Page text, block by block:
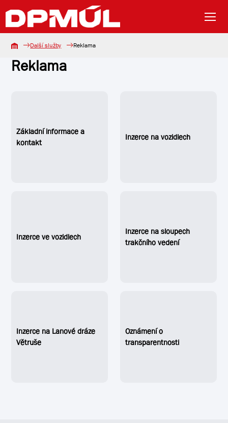
Další služby Reklama
Reklama
Základní informace a
kontakt
Inzerce na vozidlech
Inzerce ve vozidlech
Inzerce na sloupech
trakčního vedení
Inzerce na Lanové dráze
Větruše
Oznámení o
transparentnosti